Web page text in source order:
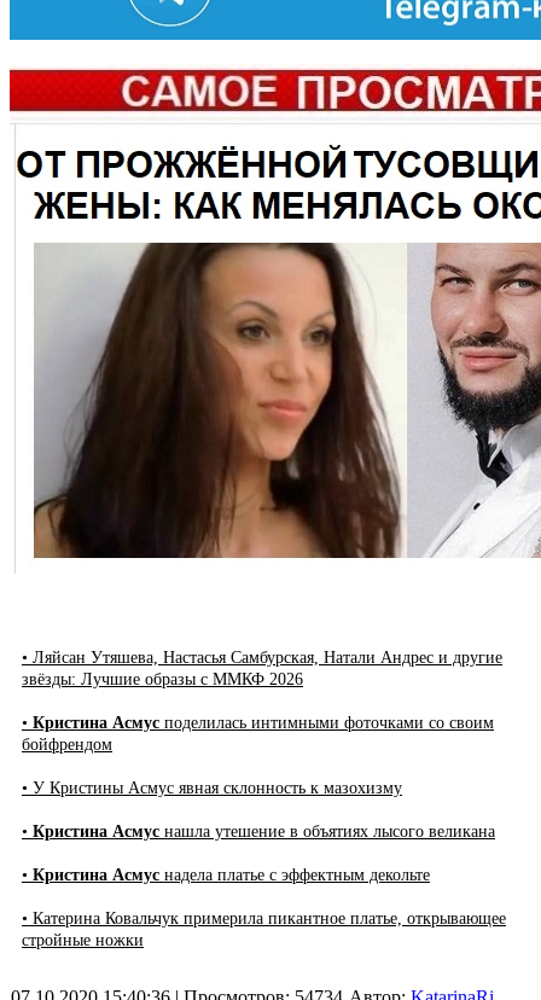
• Ляйсан Утяшева, Настасья Самбурская, Натали Андрес и другие
звёзды: Лучшие образы с ММКФ 2026
• Кристина Асмус поделилась интимными фоточками со своим
бойфрендом
• У Кристины Асмус явная склонность к мазохизму
• Кристина Асмус нашла утешение в объятиях лысого великана
• Кристина Асмус надела платье с эффектным декольте
• Катерина Ковальчук примерила пикантное платье, открывающее
стройные ножки